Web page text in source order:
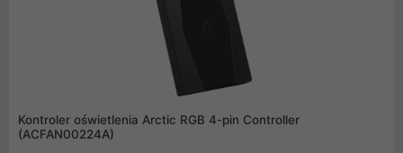
Kontroler oświetlenia Arctic RGB 4-pin Controller
(ACFAN00224A)